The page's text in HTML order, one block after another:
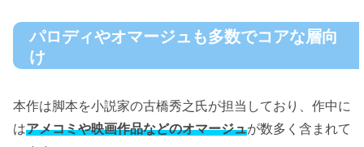
パロディやオマージュも多数でコアな層向
け
本作は脚本を小説家の古橋秀之氏が担当しており、作中に
はアメコミや映画作品などのオマージュが数多く含まれて